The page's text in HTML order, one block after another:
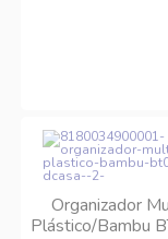
Organizador
Plástico/Bambu